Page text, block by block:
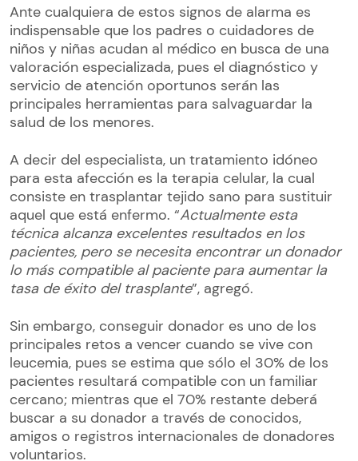
Ante cualquiera de estos signos de alarma es
indispensable que los padres o cuidadores de
niños y niñas acudan al médico en busca de una
valoración especializada, pues el diagnóstico y
servicio de atención oportunos serán las
principales herramientas para salvaguardar la
salud de los menores.
A decir del especialista, un tratamiento idóneo
para esta afección es la terapia celular, la cual
consiste en trasplantar tejido sano para sustituir
aquel que está enfermo. “Actualmente esta
técnica alcanza excelentes resultados en los
pacientes, pero se necesita encontrar un donador
lo más compatible al paciente para aumentar la
tasa de éxito del trasplante”, agregó.
Sin embargo, conseguir donador es uno de los
principales retos a vencer cuando se vive con
leucemia, pues se estima que sólo el 30% de los
pacientes resultará compatible con un familiar
cercano; mientras que el 70% restante deberá
buscar a su donador a través de conocidos,
amigos o registros internacionales de donadores
voluntarios.